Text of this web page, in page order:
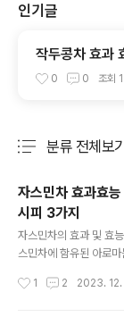
인기글
작두콩차 효과
인기 레시피 3가
0 0 조회 1
분류 전체보
자스민차 효과효
시피 3가지
자스민차의 효과 및 효
스민차에 함유된 아로
도와 식후 불편함을 줄
1 2 2023. 12.